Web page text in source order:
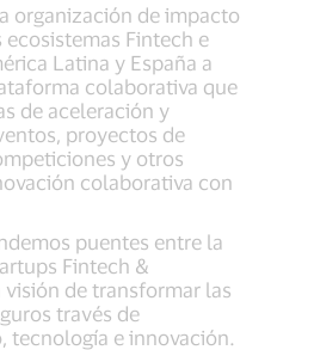
organización de impacto
Fintech e
Latina y España a
colaborativa que
de aceleración y
proyectos de
y otros
colaborativa con
puentes entre la
Fintech &
de transformar las
través de
tecnología e innovación.